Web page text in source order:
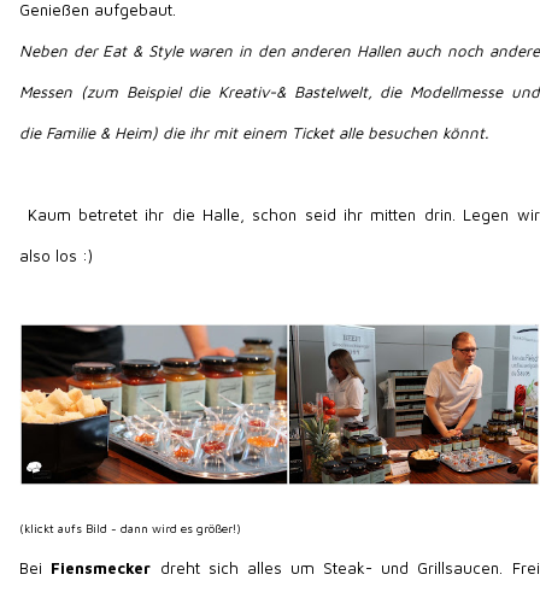
Genießen aufgebaut.
Neben der Eat & Style waren in den anderen Hallen auch noch andere
Messen (zum Beispiel die Kreativ-& Bastelwelt, die Modellmesse und
die Familie & Heim) die ihr mit einem Ticket alle besuchen könnt.
Kaum betretet ihr die Halle, schon seid ihr mitten drin. Legen wir
also los :)
(klickt aufs Bild - dann wird es größer!)
Bei Fiensmecker dreht sich alles um Steak- und Grillsaucen. Frei